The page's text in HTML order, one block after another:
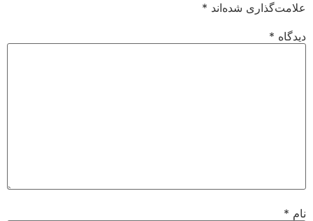
علامت‌گذاری شده‌اند *
دیدگاه *
نام *